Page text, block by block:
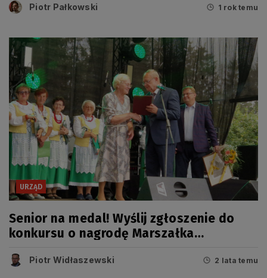
Piotr Pałkowski 1 rok temu
URZĄD
Senior na medal! Wyślij zgłoszenie do
konkursu o nagrodę Marszałka
Piotr Widłaszewski 2 lata temu